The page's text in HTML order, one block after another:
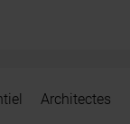
Architectes